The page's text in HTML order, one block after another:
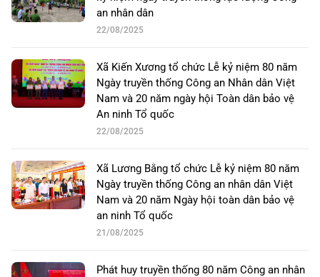
an nhân dân
22/08/2025
Xã Kiến Xương tổ chức Lễ kỷ niệm 80 năm
Ngày truyền thống Công an Nhân dân Việt
Nam và 20 năm ngày hội Toàn dân bảo vệ
An ninh Tổ quốc
22/08/2025
Xã Lương Bằng tổ chức Lễ kỷ niệm 80 năm
Ngày truyền thống Công an nhân dân Việt
Nam và 20 năm Ngày hội toàn dân bảo vệ
an ninh Tổ quốc
21/08/2025
Phát huy truyền thống 80 năm Công an nhân